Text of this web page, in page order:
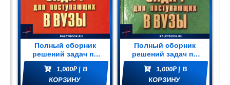
Мир и
Полный сборник
решений задач по
математике для
поступающих в вузы.
Группа Б
1,000₽ | В
КОРЗИНУ
Полный сборник
решений задач по
математике для
поступающих в вузы.
Группа А
1,000₽ | В
КОРЗИНУ